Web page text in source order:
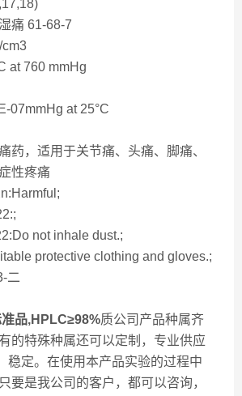
痛 61-68-7
at 760 mmHg
07mmHg at 25°C
药，适用于关节痛、头痛、脚痛、
性疼痛
not inhale dust.;
protective clothing and gloves.;
二
品,HPLC≥98%质公司产品种属齐
的特殊种属还可以定制，专业供应
稳定。在使用本产品实验的过程中
要是我公司的客户，都可以咨询，